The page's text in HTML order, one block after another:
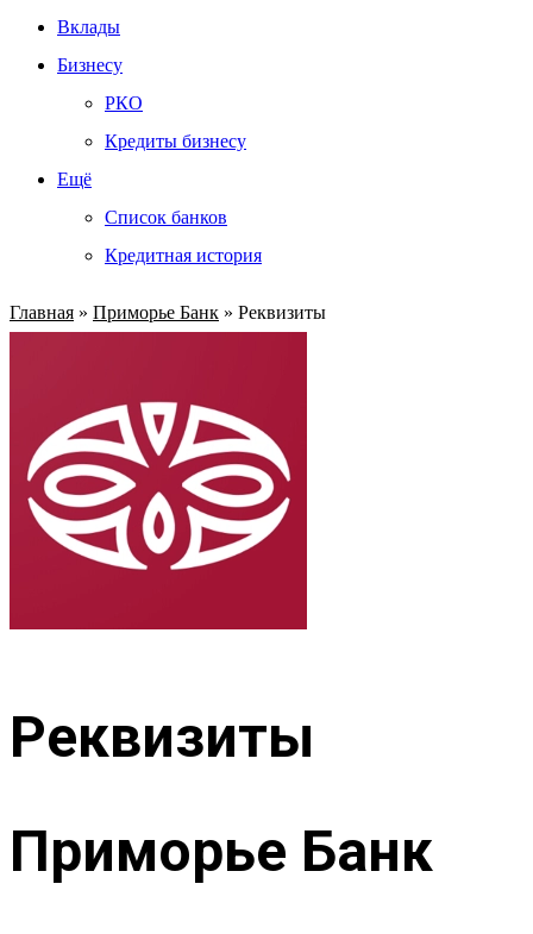
Вклады
Бизнесу
РКО
Кредиты бизнесу
Ещё
Список банков
Кредитная история
Главная » Приморье Банк » Реквизиты
Реквизиты
Приморье Банк